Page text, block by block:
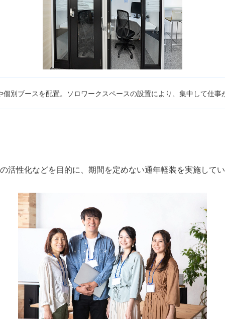
個別ブースを配置。ソロワークスペースの設置により、集中して仕事
活性化などを目的に、期間を定めない通年軽装を実施して